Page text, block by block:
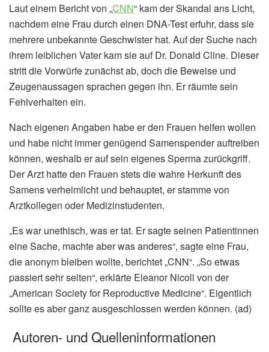
Laut einem Bericht von „CNN“ kam der Skandal ans Licht,
nachdem eine Frau durch einen DNA-Test erfuhr, dass sie
mehrere unbekannte Geschwister hat. Auf der Suche nach
ihrem leiblichen Vater kam sie auf Dr. Donald Cline. Dieser
stritt die Vorwürfe zunächst ab, doch die Beweise und
Zeugenaussagen sprachen gegen ihn. Er räumte sein
Fehlverhalten ein.
Nach eigenen Angaben habe er den Frauen helfen wollen
und habe nicht immer genügend Samenspender auftreiben
können, weshalb er auf sein eigenes Sperma zurückgriff.
Der Arzt hatte den Frauen stets die wahre Herkunft des
Samens verheimlicht und behauptet, er stamme von
Arztkollegen oder Medizinstudenten.
„Es war unethisch, was er tat. Er sagte seinen Patientinnen
eine Sache, machte aber was anderes“, sagte eine Frau,
die anonym bleiben wollte, berichtet „CNN“. „So etwas
passiert sehr selten“, erklärte Eleanor Nicoll von der
„American Society for Reproductive Medicine“. Eigentlich
sollte es aber ganz ausgeschlossen werden können. (ad)
Autoren- und Quelleninformationen